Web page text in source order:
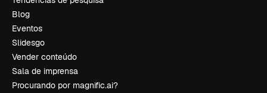
Blog
Eventos
Slidesgo
Vender conteúdo
Sala de imprensa
Procurando por magnific.ai?